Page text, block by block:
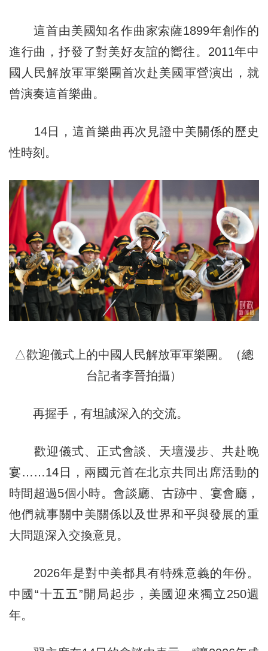
這首由美國知名作曲家索薩1899年創作的
進行曲，抒發了對美好友誼的嚮往。2011年中
國人民解放軍軍樂團首次赴美國軍營演出，就
曾演奏這首樂曲。
14日，這首樂曲再次見證中美關係的歷史
性時刻。
△歡迎儀式上的中國人民解放軍軍樂團。（總
台記者李晉拍攝）
再握手，有坦誠深入的交流。
歡迎儀式、正式會談、天壇漫步、共赴晚
宴……14日，兩國元首在北京共同出席活動的
時間超過5個小時。會談廳、古跡中、宴會廳，
他們就事關中美關係以及世界和平與發展的重
大問題深入交換意見。
2026年是對中美都具有特殊意義的年份。
中國“十五五”開局起步，美國迎來獨立250週
年。